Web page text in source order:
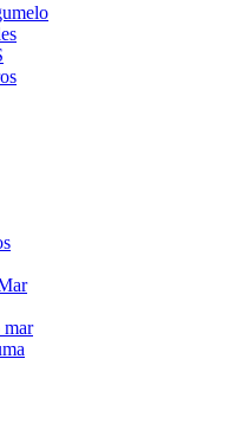
mar